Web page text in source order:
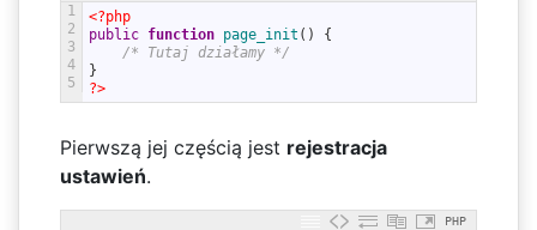
1
2
3
4
5
<?php
public function page_init ( )
{
/* Tutaj działamy */
}
?>
Pierwszą jej częścią jest rejestracja
ustawień.
PHP